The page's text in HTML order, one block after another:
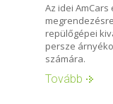
Az idei
repülőgépei
persze
számára.
Tovább